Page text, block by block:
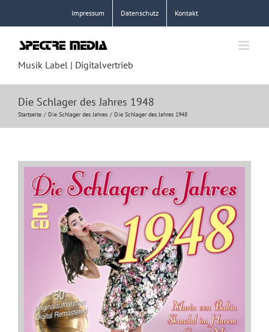
springen
Impressum Datenschutz Kontakt
Musik Label | Digitalvertrieb
Die Schlager des Jahres 1948
Startseite Die Schlager des Jahres Die Schlager des Jahres 1948